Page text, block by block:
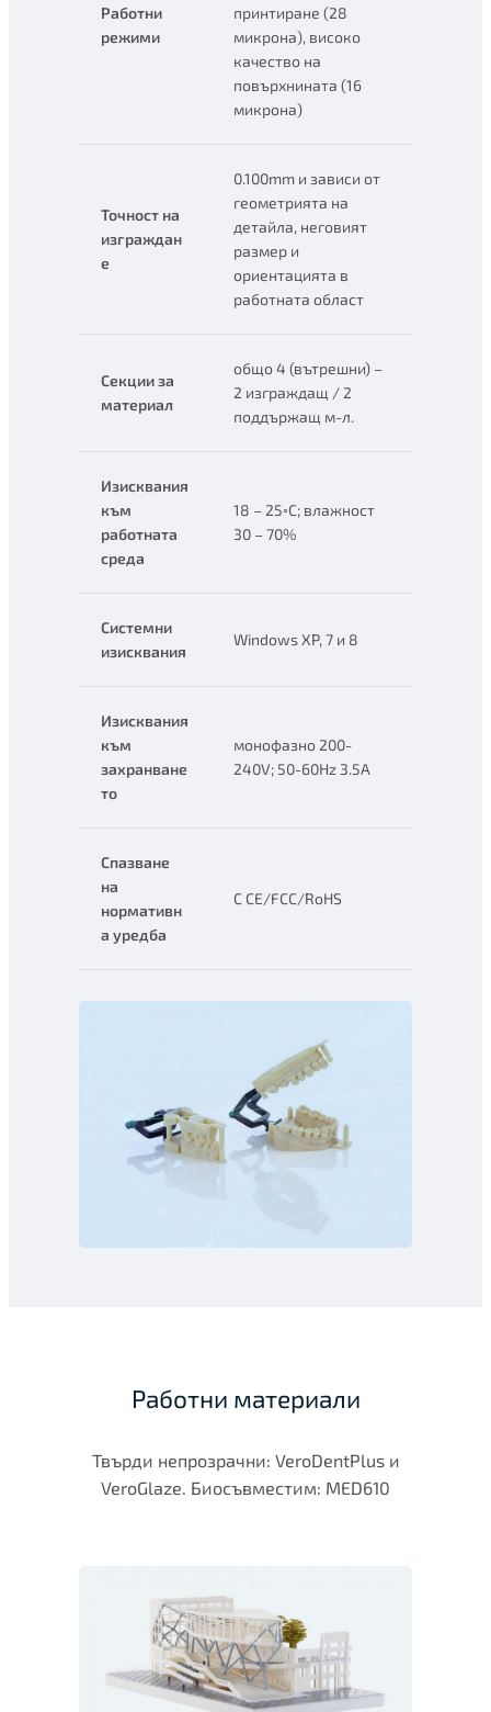
Работни
режими
принтиране (28
микрона), високо
качество на
повърхнината (16
микрона)
Точност на
изграждан
е
0.100mm и зависи от
геометрията на
детайла, неговият
размер и
ориентацията в
работната област
Секции за
материал
общо 4 (вътрешни) –
2 изграждащ / 2
поддържащ м-л.
Изисквания
към
работната
среда
18 – 25◦C; влажност
30 – 70%
Системни
изисквания
Windows XP, 7 и 8
Изисквания
към
захранване
то
монофазно 200-
240V; 50-60Hz 3.5A
Спазване
на
нормативн
а уредба
C CE/FCC/RoHS
Работни материали
Твърди непрозрачни: VeroDentPlus и
VeroGlaze. Биосъвместим: MED610